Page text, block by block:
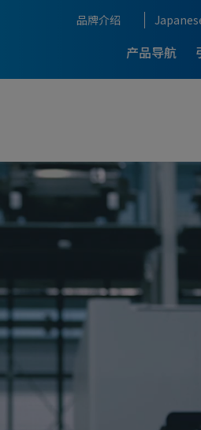
品牌介绍
产品导航
合加工中心
中心
-最新引进案例-
-最新引进案例-
自动化，IoT
Dream Site
背后的名匠团队
THE CRAFTSMANSHIP OF
OKUMA获奖一览
展会与活动